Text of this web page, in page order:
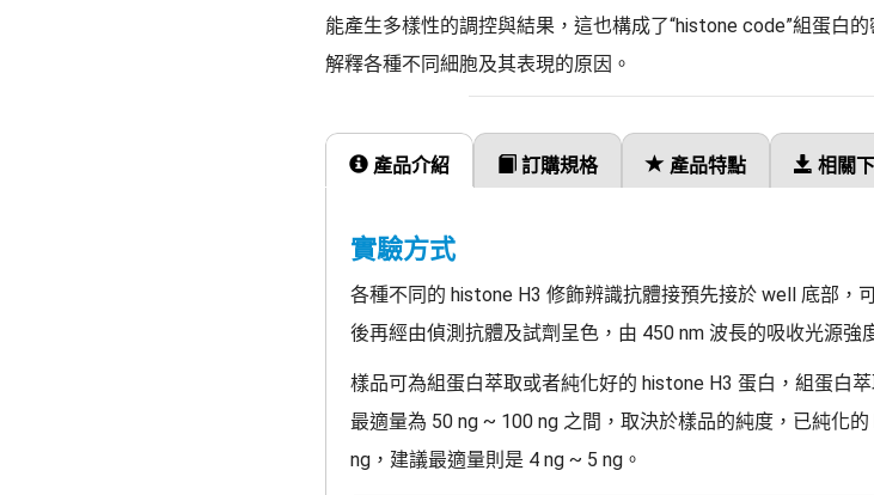
能產生多樣性的調控與結果，這也構成了“histone code”組蛋白
解釋各種不同細胞及其表現的原因。
產品介紹 訂購規格 產品特點 相關
實驗方式
各種不同的 histone H3 修飾辨識抗體接預先接於 well 底部，
後再經由偵測抗體及試劑呈色，由 450 nm 波長的吸收光源強
樣品可為組蛋白萃取或者純化好的 histone H3 蛋白，組蛋白
最適量為 50 ng ~ 100 ng 之間，取決於樣品的純度，已純化
ng，建議最適量則是 4 ng ~ 5 ng。